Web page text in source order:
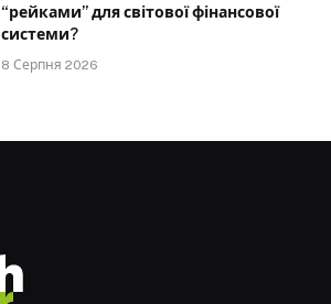
“рейками” для світової фінансової
системи?
8 Серпня 2026